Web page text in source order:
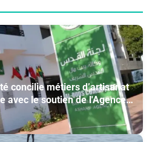
concilie métiers d’artisanat
avec le soutien de l'Agence